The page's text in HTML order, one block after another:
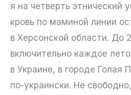
я на четверть этнический
кровь по маминой линии
в Херсонской области. До
включительно каждое
в Украине, в городе Голая
по-украински. Не